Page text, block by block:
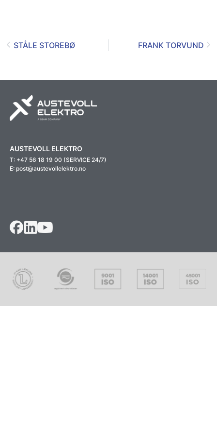
STÅLE STOREBØ FRANK TORVUND
AUSTEVOLL ELEKTRO
T: +47 56 18 19 00 (SERVICE 24/7)
E: post@austevollelektro.no